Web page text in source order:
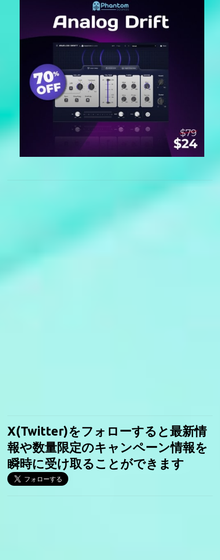
X(Twitter)をフォローすると最新情
報や数量限定のキャンペーン情報を
瞬時に受け取ることができます